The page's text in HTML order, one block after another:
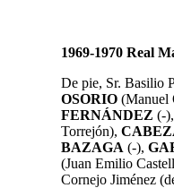
1969-1970 Real
De pie, Sr. Basilio
OSORIO (Manuel
FERNÁNDEZ (-),
Torrejón),
BAZAGA (-),
(Juan Emilio
Cornejo Jiménez